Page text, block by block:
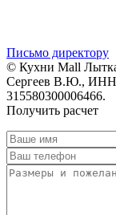
Письмо директору
© Кухни Mall
Сергеев В.Ю.,
315580300006466.
Получить расчет